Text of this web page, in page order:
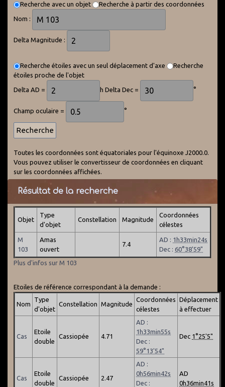
Recherche avec un objet Recherche à partir des coordonnées
Nom :
Delta Magnitude :
Recherche étoiles avec un seul déplacement d'axe
Recherche
étoiles proche de l'objet
Delta AD = h Delta Dec = °
Champ oculaire = °
Toutes les coordonnées sont équatoriales pour l'équinoxe J2000.0.
Vous pouvez utiliser le convertisseur de coordonnées en cliquant
sur les coordonnées affichées.
Résultat de la recherche
Objet
Type
d'objet
Constellation Magnitude
Coordonnées
célestes
M
103
Amas
ouvert
7.4
AD : 1h33min24s
Dec : 60°38'59"
Plus d'infos sur M 103
Etoiles de référence correspondant à la demande :
Nom
Type
d'objet
Constellation Magnitude
Coordonnées
célestes
Déplacement
à effectuer
Cas
Etoile
double
Cassiopée 4.71
AD :
1h33min55s
Dec :
59°13'54"
Dec 1°25'5"
Cas
Etoile
double
Cassiopée 2.47
AD :
0h56min42s
Dec :
AD
0h36min41s